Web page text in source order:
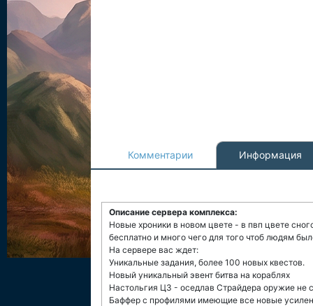
Комментарии Информация
Описание сервера комплекса:
Новые хроники в новом цвете - в пвп цвете
бесплатно и много чего для того чтоб людям
На сервере вас ждет:
Уникальные задания, более 100 новых квестов.
Новый уникальный эвент битва на кораблях
Настольгия Ц3 - оседлав Страйдера оружие не
Баффер с профилями имеющие все новые